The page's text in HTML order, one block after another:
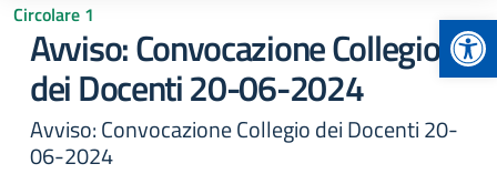
Circolare 1
Avviso: Convocazione Collegio
dei Docenti 20-06-2024
Avviso: Convocazione Collegio dei Docenti 20-
06-2024